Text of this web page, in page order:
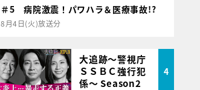
＃5 病院激震！パワハラ＆医療事故!?
8月4日(火)放送分
大追跡～警視庁
ＳＳＢＣ強行犯
係～ Season2
4